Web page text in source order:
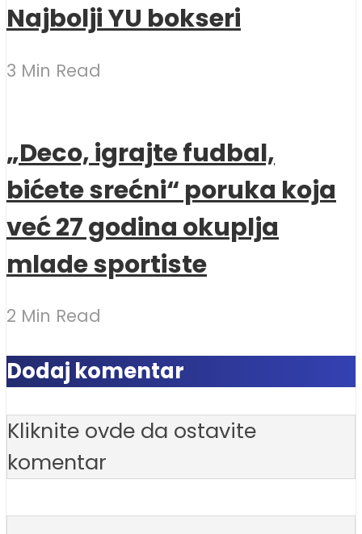
Najbolji YU bokseri
3 Min Read
„Deco, igrajte fudbal,
bićete srećni“ poruka koja
već 27 godina okuplja
mlade sportiste
2 Min Read
Dodaj komentar
Kliknite ovde da ostavite
komentar